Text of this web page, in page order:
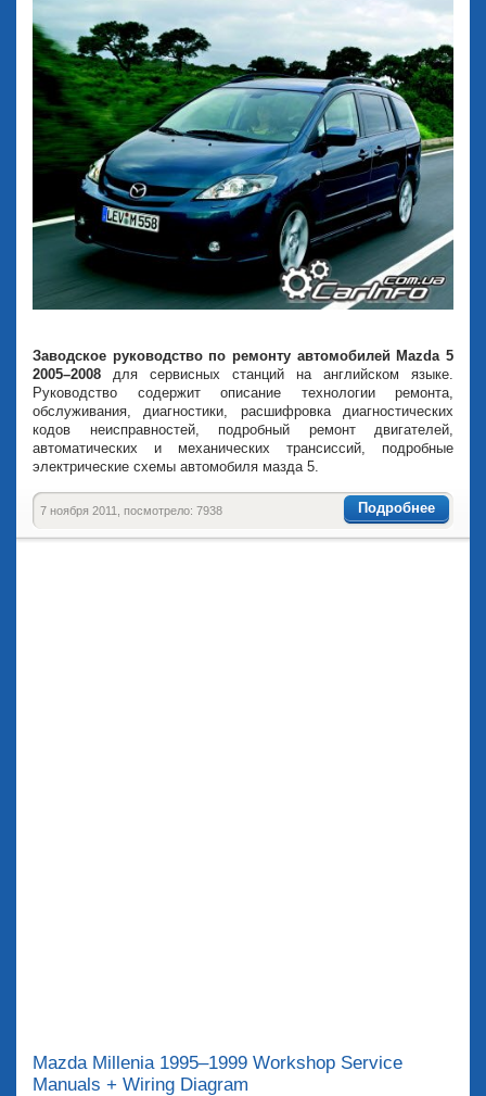
Заводское руководство по ремонту автомобилей Mazda 5
2005–2008 для сервисных станций на английском языке.
Руководство содержит описание технологии ремонта,
обслуживания, диагностики, расшифровка диагностических
кодов неисправностей, подробный ремонт двигателей,
автоматических и механических трансиссий, подробные
электрические схемы автомобиля мазда 5.
Подробнее
7 ноября 2011, посмотрело: 7938
Mazda Millenia 1995–1999 Workshop Service
Manuals + Wiring Diagram